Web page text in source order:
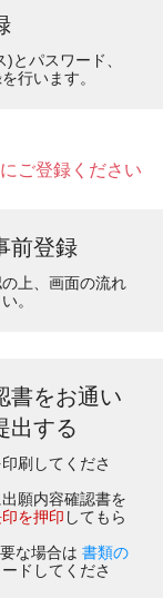
とパスワード、
行います。
ご登録ください
前登録
上、画面の流れ
。
書をお通い
出する
刷してくださ
願内容確認書を
を押印 してもら
な場合は 書類の
ドしてくださ